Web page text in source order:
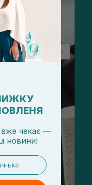
вже чекає —
новини!